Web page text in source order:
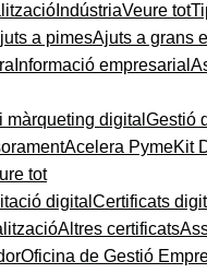
IndústriaVeure tot
a pimesAjuts a grans
Informació empresarial
màrqueting digital Gestió
Acelera PymeKit
tot
digital Certificats
Altres certificats
Oficina de Gestió